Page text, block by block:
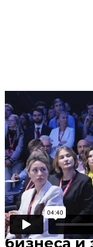
Поделиться
В избранное
Смотреть позже
бизнеса и